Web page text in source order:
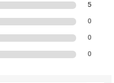
5
0
0
0